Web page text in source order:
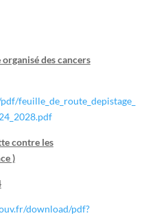
des cancers
feuille_de_route_depistage_
contre les
)
download/pdf?